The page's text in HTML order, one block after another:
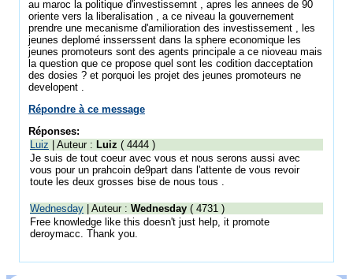
au maroc la politique d'investissemnt , apres les annees de 90
oriente vers la liberalisation , a ce niveau la gouvernement
prendre une mecanisme d'amilioration des investissement , les
jeunes deplomé insserssent dans la sphere economique les
jeunes promoteurs sont des agents principale a ce nioveau mais
la question que ce propose quel sont les codition dacceptation
des dosies ? et porquoi les projet des jeunes promoteurs ne
developent .
Répondre à ce message
Réponses:
Luiz | Auteur : Luiz ( 4444 )
Je suis de tout coeur avec vous et nous serons aussi avec
vous pour un prahcoin de9part dans l'attente de vous revoir
toute les deux grosses bise de nous tous .
Wednesday | Auteur : Wednesday ( 4731 )
Free knowledge like this doesn't just help, it promote
deroymacc. Thank you.